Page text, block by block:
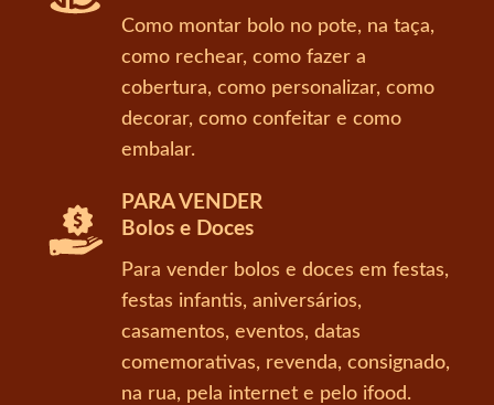
Como montar bolo no pote, na taça,
como rechear, como fazer a
cobertura, como personalizar, como
decorar, como confeitar e como
embalar.
PARA VENDER
Bolos e Doces
Para vender bolos e doces em festas,
festas infantis, aniversários,
casamentos, eventos, datas
comemorativas, revenda, consignado,
na rua, pela internet e pelo ifood.